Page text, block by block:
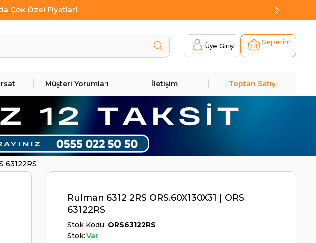
Çok Özel Fiyatlar!
Üye Girişi Sepetim
Müşteri Yorumları İletişim Toptan Satış
63122RS
Rulman 6312 2RS ORS.60X130X31 | ORS
63122RS
Stok Kodu ORS63122RS
Stok:Var